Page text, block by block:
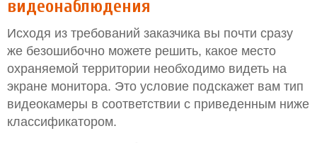
видеонаблюдения
Исходя из требований заказчика вы почти сразу
же безошибочно можете решить, какое место
охраняемой территории необходимо видеть на
экране монитора. Это условие подскажет вам тип
видеокамеры в соответствии с приведенным ниже
классификатором.